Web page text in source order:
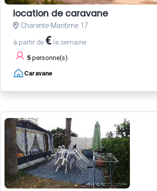
location de caravane
Charente-Maritime 17
à partir de € la semaine
5 personne(s)
Caravane